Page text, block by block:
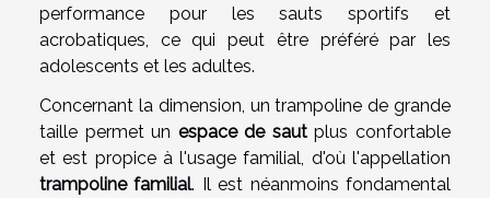
performance pour les sauts sportifs et
acrobatiques, ce qui peut être préféré par les
adolescents et les adultes.
Concernant la dimension, un trampoline de grande
taille permet un espace de sautplus confortable
et est propice à l'usage familial, d'où l'appellation
trampoline familial. Il est néanmoins fondamental